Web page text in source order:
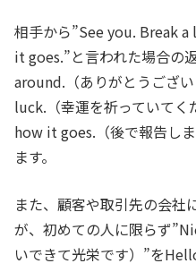
相手から”See you. Break
it goes.”と言われた場合の
around.（ありがとうござ
luck.（幸運を祈っていて
how it goes.（後で報告し
ます。
また、顧客や取引先の会社
が、初めての人に限らず
いできて光栄です）”を